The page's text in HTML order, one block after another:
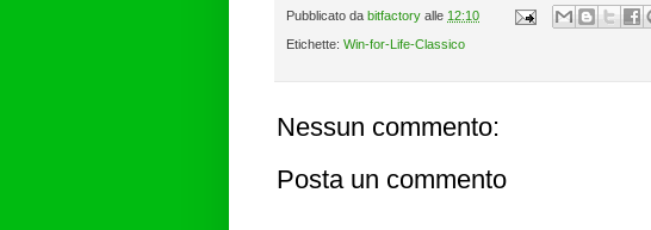
Pubblicato da bitfactory alle 12:10
Etichette: Win-for-Life-Classico
Nessun commento:
Posta un commento